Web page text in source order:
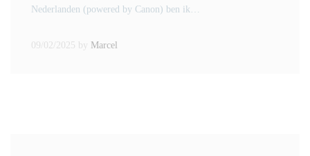
Nederlanden (powered by Canon) ben ik…
09/02/2025 by Marcel